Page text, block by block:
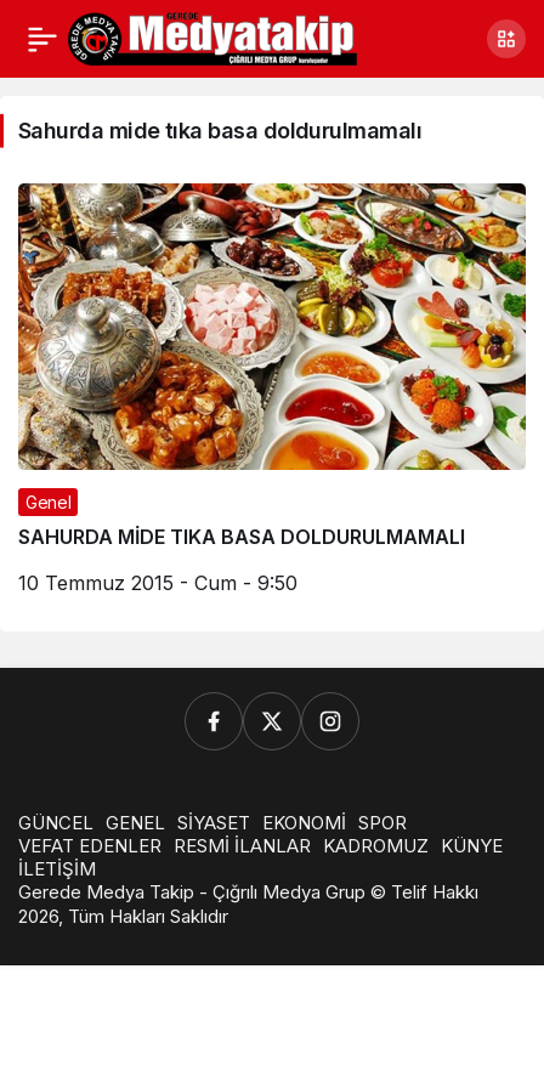
Sahurda
mide
tıka
basa
doldurulmamalı
Haberleri
Sahurda mide tıka basa doldurulmamalı
Genel
SAHURDA MİDE TIKA BASA DOLDURULMAMALI
10 Temmuz 2015 - Cum - 9:50
GÜNCEL GENEL SİYASET EKONOMİ SPOR
VEFAT EDENLER RESMİ İLANLAR KADROMUZ
KÜNYE
İLETİŞİM
Gerede Medya Takip - Çığrılı Medya Grup © Telif Hakkı
2026, Tüm Hakları Saklıdır